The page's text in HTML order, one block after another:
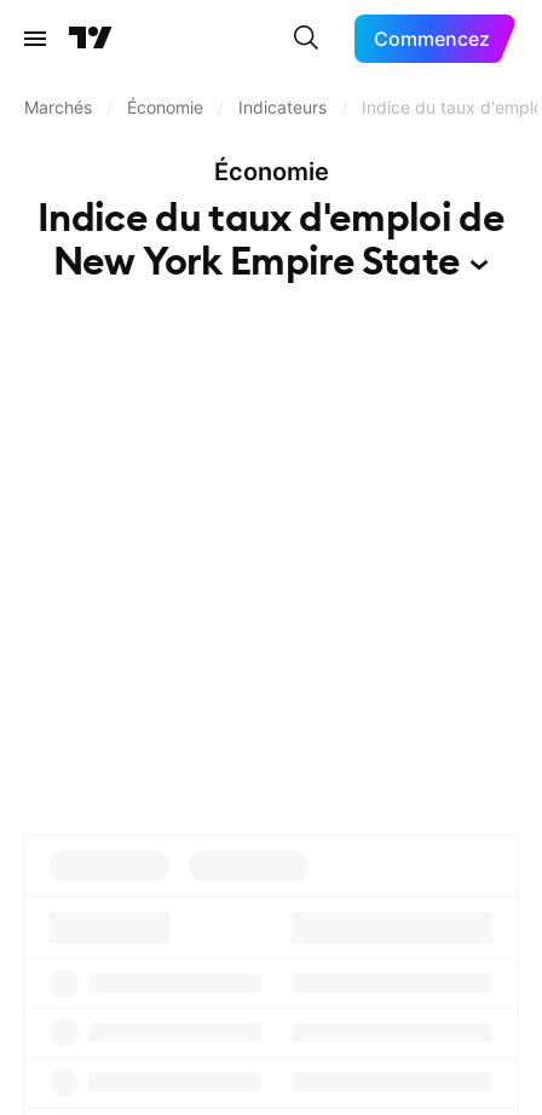
Commencez
Marchés Économie Indicateurs Indice du taux
Économie
Indice du taux d'emploi de
New York EmpireState